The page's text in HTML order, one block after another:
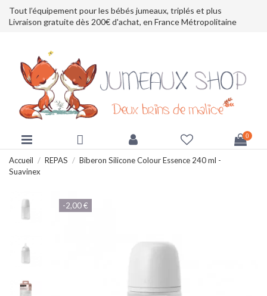
Tout l’équipement pour les bébés jumeaux, triplés et plus
Livraison gratuite dès 200€ d'achat, en France Métropolitaine
0
Accueil REPAS
Biberon Silicone Colour Essence 240 ml -
Suavinex
-2,00 €